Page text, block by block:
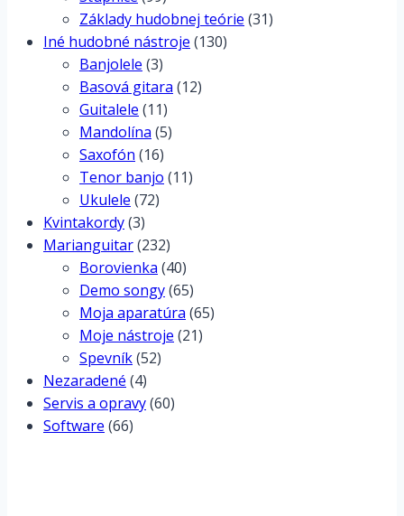
Základy hudobnej teórie (31)
Iné hudobné nástroje (130)
Banjolele (3)
Basová gitara (12)
Guitalele (11)
Mandolína (5)
Saxofón (16)
Tenor banjo (11)
Ukulele (72)
Kvintakordy(3)
Marianguitar(232)
Borovienka (40)
Demo songy(65)
Moja aparatúra (65)
Moje nástroje (21)
Spevník(52)
Nezaradené (4)
Servis a opravy(60)
Software (66)